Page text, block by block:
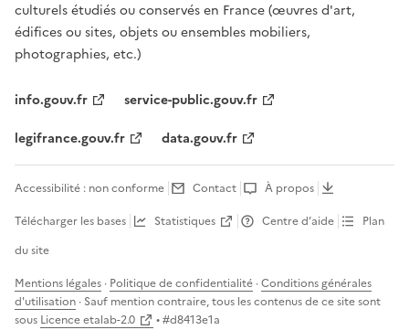
culturels étudiés ou conservés en France (œuvres d'art,
édifices ou sites, objets ou ensembles mobiliers,
photographies, etc.)
info.gouv.fr
service-public.gouv.fr
legifrance.gouv.fr
data.gouv.fr
Accessibilité : non conforme Contact
À propos
Télécharger les bases
Statistiques Centre d’aide
Plan
du site
Mentions légales · Politique de confidentialité ·Conditions générales
d'utilisation · Sauf mention contraire, tous les contenus de ce site sont
sous Licence etalab-2.0 • #d8413e1a